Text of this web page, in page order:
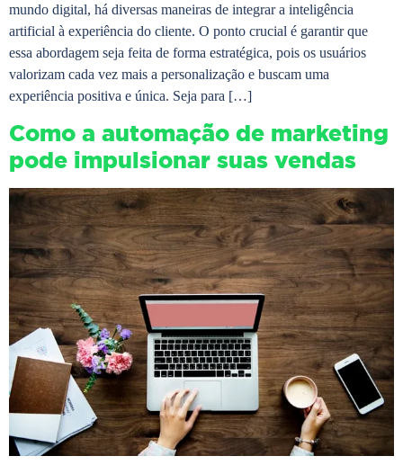
mundo digital, há diversas maneiras de integrar a inteligência
artificial à experiência do cliente. O ponto crucial é garantir que
essa abordagem seja feita de forma estratégica, pois os usuários
valorizam cada vez mais a personalização e buscam uma
experiência positiva e única. Seja para […]
Como a automação de marketing
pode impulsionar suas vendas